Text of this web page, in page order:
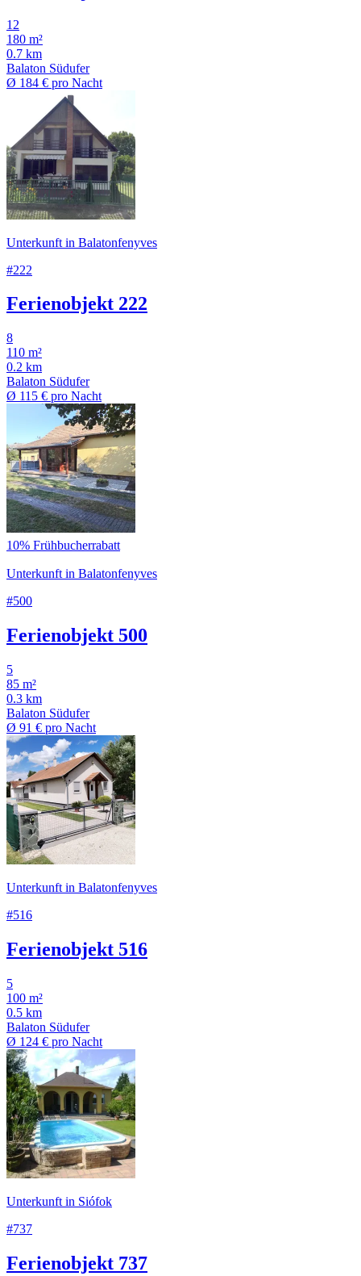
12
180 m²
0.7 km
Balaton Südufer
Ø 184 € pro Nacht
Unterkunft in Balatonfenyves
#222
Ferienobjekt 222
8
110 m²
0.2 km
Balaton Südufer
Ø 115 € pro Nacht
10% Frühbucherrabatt
Unterkunft in Balatonfenyves
#500
Ferienobjekt 500
5
85 m²
0.3 km
Balaton Südufer
Ø 91 € pro Nacht
Unterkunft in Balatonfenyves
#516
Ferienobjekt 516
5
100 m²
0.5 km
Balaton Südufer
Ø 124 € pro Nacht
Unterkunft in Siófok
#737
Ferienobjekt 737